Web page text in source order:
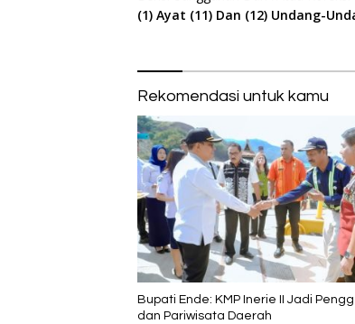
(1) Ayat (11) Dan (12) Undang-
Rekomendasi untuk kamu
Bupati Ende: KMP Inerie II Jadi
dan Pariwisata Daerah